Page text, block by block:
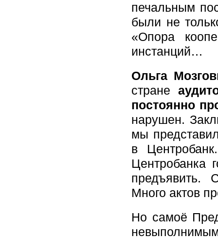
печальным
были не
«Опора
инстанций…
Ольга
стране
постоянно
нарушен.
мы
в
Центробанка
предъявить.
Много актов
Но самоё